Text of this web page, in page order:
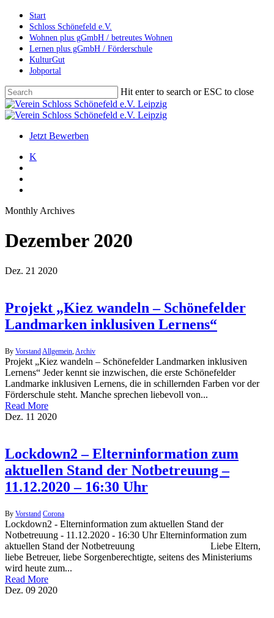
Skip
main
content
Start
Schloss Schönefeld e.V.
Wohnen plus gGmbH / betreutes Wohnen
Lernen plus gGmbH / Förderschule
KulturGut
Jobportal
Hit enter to search or ESC to close
Close
Search
search
account
Menu
Jetzt Bewerben
K
Monthly Archives
Dezember 2020
Dez. 21 2020
Projekt „Kiez wandeln – Schönefelder
Landmarken inklusiven Lernens“
By Vorstand Allgemein Archiv
Projekt „Kiez wandeln – Schönefelder Landmarken inklusiven
Lernens“ Jeder kennt sie inzwischen, die erste Schönefelder
Landmarke inklusiven Lernens, die in schillernden Farben vor der
Förderschule steht. Manche sprechen liebevoll von...
Read More
Dez. 11 2020
Lockdown2 – Elterninformation zum
aktuellen Stand der Notbetreuung –
11.12.2020 – 16:30 Uhr
By Vorstand Corona
Lockdown2 - Elterninformation zum aktuellen Stand der
Notbetreuung - 11.12.2020 - 16:30 Uhr Elterninformation zum
aktuellen Stand der Notbetreuung Liebe Eltern,
liebe Betreuer, liebe Sorgenberechtigte, seitens des Ministeriums
wird heute zum...
Read More
Dez. 09 2020